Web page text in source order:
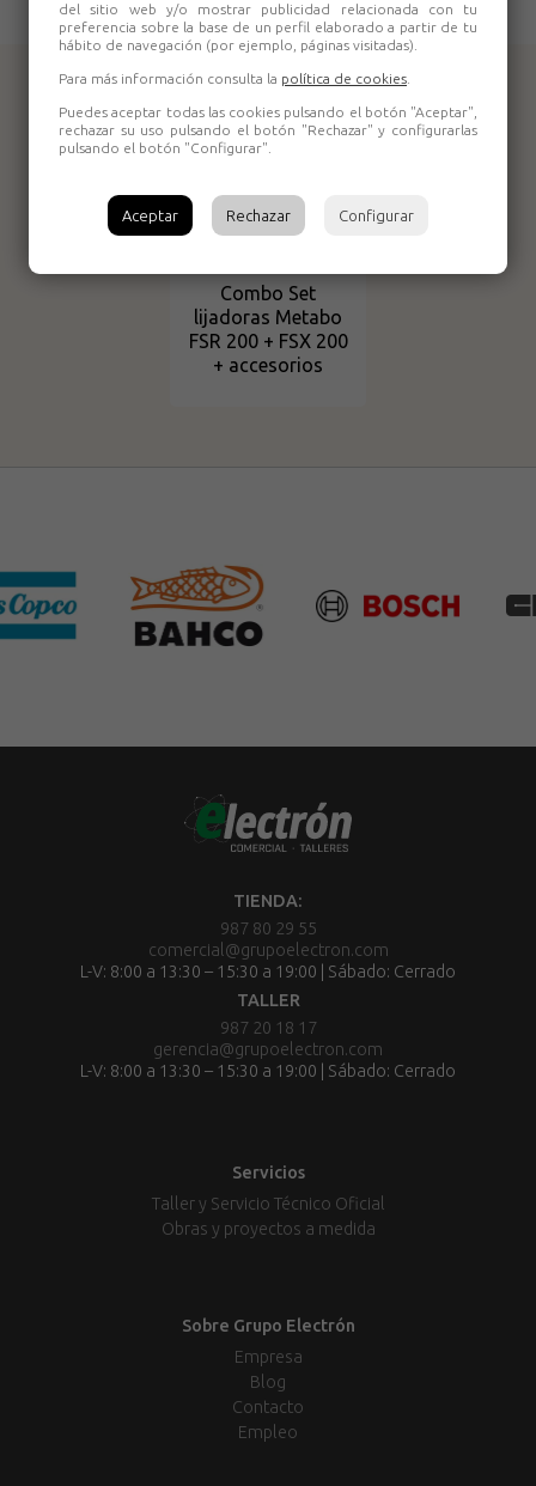
Productos relacionados
Combo Set
lijadoras Metabo
FSR 200 + FSX 200
+ accesorios
TIENDA:
987 80 29 55
comercial@grupoelectron.com
L-V: 8:00 a 13:30 – 15:30 a 19:00 | Sábado: Cerrado
TALLER
987 20 18 17
gerencia@grupoelectron.com
L-V: 8:00 a 13:30 – 15:30 a 19:00 | Sábado: Cerrado
Servicios
Taller y Servicio Técnico Oficial
Obras y proyectos a medida
Sobre Grupo Electrón
Empresa
Blog
Contacto
Empleo
del sitio web y/o mostrar publicidad relacionada con tu
preferencia sobre la base de un perfil elaborado a partir de tu
hábito de navegación (por ejemplo, páginas visitadas).
Para más información consulta la política de cookies
Puedes aceptar todas las cookies pulsando el botón "Aceptar",
rechazar su uso pulsando el botón "Rechazar" y configurarlas
pulsando el botón "Configurar".
Aceptar Rechazar Configurar